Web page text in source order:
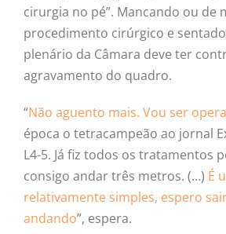
cirurgia no pé”. Mancando ou de
procedimento cirúrgico e
plenário da Câmara deve ter
agravamento do quadro.
“Não aguento mais. Vou ser
época o tetracampeão ao jornal
L4-5. Já fiz todos os tratamentos
consigo andar três metros. (…) É
relativamente simples, espero
andando”, espera.